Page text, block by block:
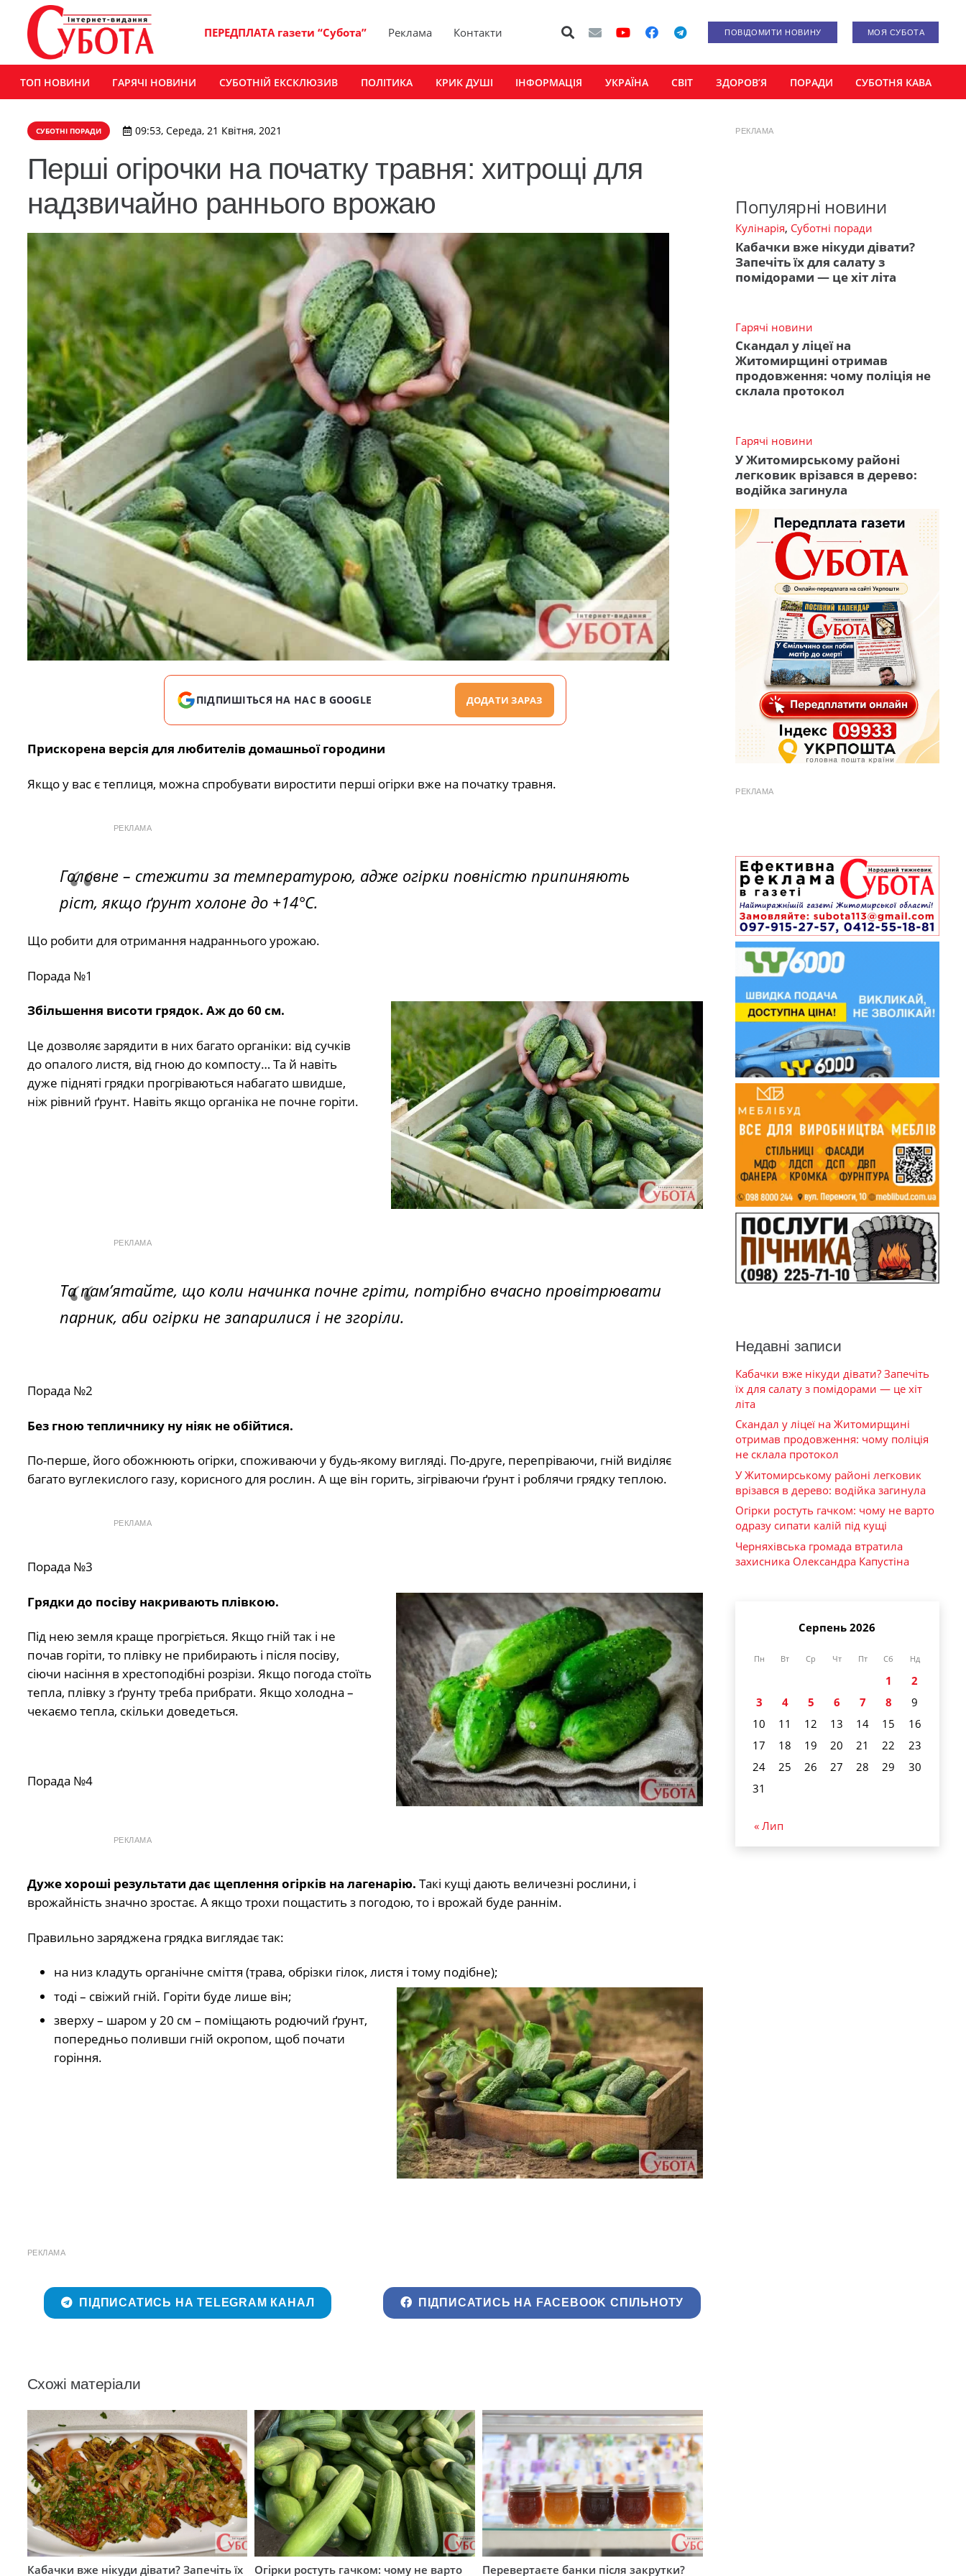
ПЕРЕДПЛАТА газети “Субота” Реклама Контакти ПОВІДОМИТИ НОВИНУ МОЯ СУБОТА
ТОП НОВИНИ ГАРЯЧІ НОВИНИ СУБОТНІЙ ЕКСКЛЮЗИВ ПОЛІТИКА КРИК ДУШІ ІНФОРМАЦІЯ УКРАЇНА СВІТ ЗДОРОВ’Я ПОРАДИ СУБОТНЯ КАВА
СУБОТНІ ПОРАДИ 09:53, Середа, 21 Квітня, 2021
Перші огірочки на початку травня: хитрощі для
надзвичайно раннього врожаю
ПІДПИШІТЬСЯ НА НАС В GOOGLE ДОДАТИ ЗАРАЗ
Прискорена версія для любителів домашньої городини
Якщо у вас є теплиця, можна спробувати виростити перші огірки вже на початку травня.
РЕКЛАМА
Головне – стежити за температурою, адже огірки повністю припиняють
ріст, якщо ґрунт холоне до +14°С.
Що робити для отримання надраннього урожаю.
Порада №1
Збільшення висоти грядок. Аж до 60 см.
Це дозволяє зарядити в них багато органіки: від сучків
до опалого листя, від гною до компосту… Та й навіть
дуже підняті грядки прогріваються набагато швидше,
ніж рівний ґрунт. Навіть якщо органіка не почне горіти.
РЕКЛАМА
Та пам’ятайте, що коли начинка почне гріти, потрібно вчасно провітрювати
парник, аби огірки не запарилися і не згоріли.
Порада №2
Без гною тепличнику ну ніяк не обійтися.
По-перше, його обожнюють огірки, споживаючи у будь-якому вигляді. По-друге, перепріваючи, гній виділяє
багато вуглекислого газу, корисного для рослин. А ще він горить, зігріваючи ґрунт і роблячи грядку теплою.
РЕКЛАМА
Порада №3
Грядки до посіву накривають плівкою.
Під нею земля краще прогріється. Якщо гній так і не
почав горіти, то плівку не прибирають і після посіву,
сіючи насіння в хрестоподібні розрізи. Якщо погода стоїть
тепла, плівку з ґрунту треба прибрати. Якщо холодна –
чекаємо тепла, скільки доведеться.
Порада №4
РЕКЛАМА
Дуже хороші результати дає щеплення огірків на лагенарію. Такі кущі дають величезні рослини, і
врожайність значно зростає. А якщо трохи пощастить з погодою, то і врожай буде раннім.
Правильно заряджена грядка виглядає так:
на низ кладуть органічне сміття (трава, обрізки гілок, листя і тому подібне);
тоді – свіжий гній. Горіти буде лише він;
зверху – шаром у 20 см – поміщають родючий ґрунт,
попередньо поливши гній окропом, щоб почати
горіння.
РЕКЛАМА
ПІДПИСАТИСЬ НА TELEGRAM КАНАЛ ПІДПИСАТИСЬ НА FACEBOOK СПІЛЬНОТУ
Схожі матеріали
Кабачки вже нікуди дівати? Запечіть їх Огірки ростуть гачком: чому не варто Перевертаєте банки після закрутки?
РЕКЛАМА
Популярні новини
Кулінарія, Суботні поради
Кабачки вже нікуди дівати?
Запечіть їх для салату з
помідорами — це хіт літа
Гарячі новини
Скандал у ліцеї на
Житомирщині отримав
продовження: чому поліція не
склала протокол
Гарячі новини
У Житомирському районі
легковик врізався в дерево:
водійка загинула
РЕКЛАМА
Недавні записи
Кабачки вже нікуди дівати? Запечіть
їх для салату з помідорами — це хіт
літа
Скандал у ліцеї на Житомирщині
отримав продовження: чому поліція
не склала протокол
У Житомирському районі легковик
врізався в дерево: водійка загинула
Огірки ростуть гачком: чому не варто
одразу сипати калій під кущі
Черняхівська громада втратила
захисника Олександра Капустіна
Серпень 2026
Пн Вт Ср Чт Пт Сб Нд
1
2
3
4 5 6 7 8
9
10
11 12 13 14 15
16
17
18 19 20 21 22
23
24
25 26 27 28 29
30
31
« Лип